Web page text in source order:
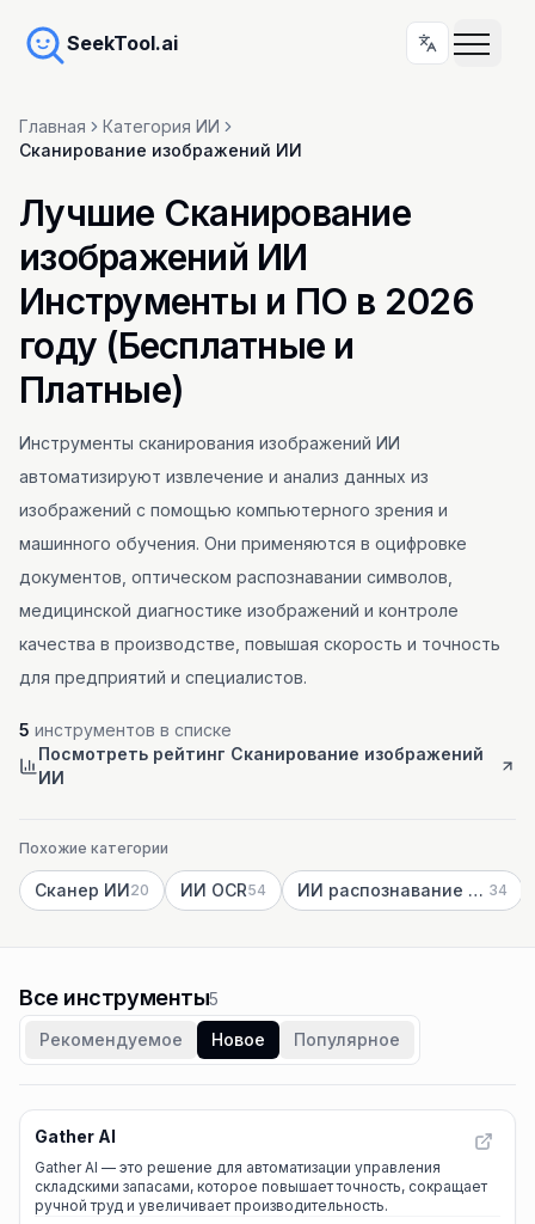
SeekTool.ai
Главная
Категория ИИ
Сканирование изображений ИИ
Лучшие Сканирование
изображений ИИ
Инструменты и ПО в 2026
году (Бесплатные и
Платные)
Инструменты сканирования изображений ИИ
автоматизируют извлечение и анализ данных из
изображений с помощью компьютерного зрения и
машинного обучения. Они применяются в оцифровке
документов, оптическом распознавании символов,
медицинской диагностике изображений и контроле
качества в производстве, повышая скорость и точность
для предприятий и специалистов.
5 инструментов в списке
Посмотреть рейтинг Сканирование изображений
ИИ
Похожие категории
Сканер ИИ20 ИИ OCR54 ИИ распознавание изображений 34
Все инструменты5
Рекомендуемое
Новое Популярное
Gather AI
Gather AI — это решение для автоматизации управления
складскими запасами, которое повышает точность, сокращает
ручной труд и увеличивает производительность.